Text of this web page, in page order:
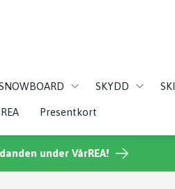
SKYDD
REA Presentkort
under VårREA!